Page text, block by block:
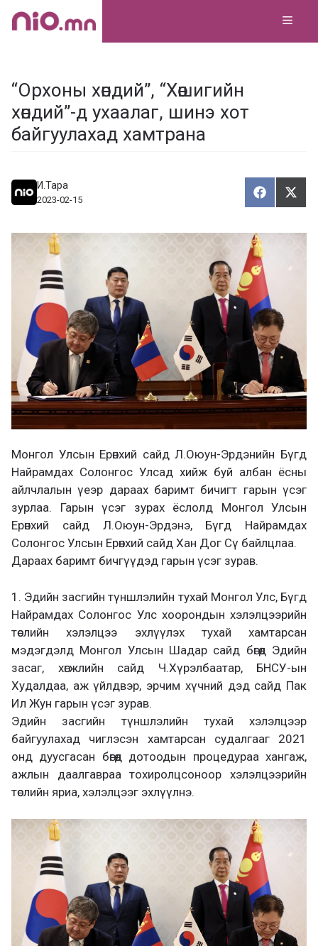
Skip
“Орхоны хөндий”, “Хөшигийн
хөндий”-д ухаалаг, шинэ хот
байгуулахад хамтрана
И.Тара
2023-02-15
Х
у
а
а
х
Т
ү
э
Монгол Улсын Ерөнхий сайд Л.Оюун-Эрдэнийн Бүгд
Найрамдах Солонгос Улсад хийж буй албан ёсны
айлчлалын үеэр дараах баримт бичигт гарын үсэг
зурлаа. Гарын үсэг зурах ёслолд Монгол Улсын
Ерөнхий сайд Л.Оюун-Эрдэнэ, Бүгд Найрамдах
Солонгос Улсын Ерөнхий сайд Хан Дог Сү байлцлаа.
Дараах баримт бичгүүдэд гарын үсэг зурав.
1. Эдийн засгийн түншлэлийн тухай Монгол Улс, Бүгд
Найрамдах Солонгос Улс хоорондын хэлэлцээрийн
төслийн хэлэлцээ эхлүүлэх тухай хамтарсан
мэдэгдэлд Монгол Улсын Шадар сайд бөгөөд Эдийн
засаг, хөгжлийн сайд Ч.Хүрэлбаатар, БНСУ-ын
Худалдаа, аж үйлдвэр, эрчим хүчний дэд сайд Пак
Ил Жун гарын үсэг зурав.
Эдийн засгийн түншлэлийн тухай хэлэлцээр
байгуулахад чиглэсэн хамтарсан судалгааг 2021
онд дуусгасан бөгөөд дотоодын процедураа хангаж,
ажлын даалгавраа тохиролцсоноор хэлэлцээрийн
төслийн яриа, хэлэлцээг эхлүүлнэ.